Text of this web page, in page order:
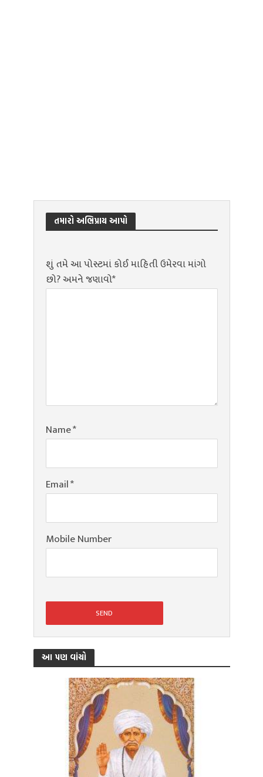
તમારો અભિપ્રાય આપો
શું તમે આ પોસ્ટમાં કોઈ માહિતી ઉમેરવા માંગો
છો? અમને જણાવો*
Name*
Email*
Mobile Number
આ પણ વાંચો